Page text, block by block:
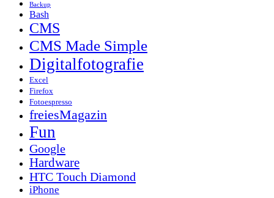
Backup
Bash
CMS
CMS Made Simple
Digitalfotografie
Excel
Firefox
Fotoespresso
freiesMagazin
Fun
Google
Hardware
HTC Touch Diamond
iPhone